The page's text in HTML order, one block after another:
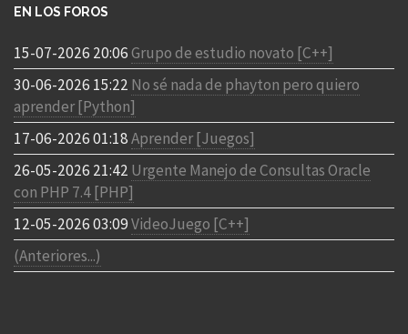
EN LOS FOROS
15-07-2026 20:06Grupo de estudio novato [C++]
30-06-2026 15:22 No sé nada de phayton pero quiero
aprender [Python]
17-06-2026 01:18Aprender [Juegos]
26-05-2026 21:42 Urgente Manejo de Consultas Oracle
con PHP 7.4 [PHP]
12-05-2026 03:09VideoJuego [C++]
(Anteriores...)